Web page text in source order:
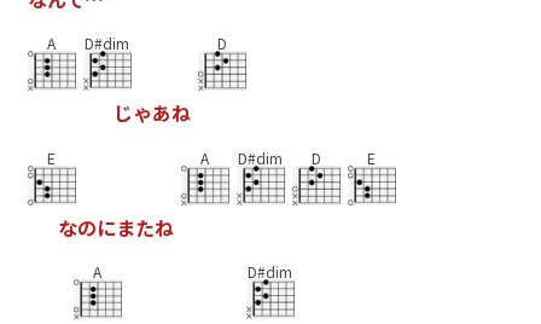
A D#dim
じゃあね
D
E
なのにまたね
A D#dim D E
A D#dim